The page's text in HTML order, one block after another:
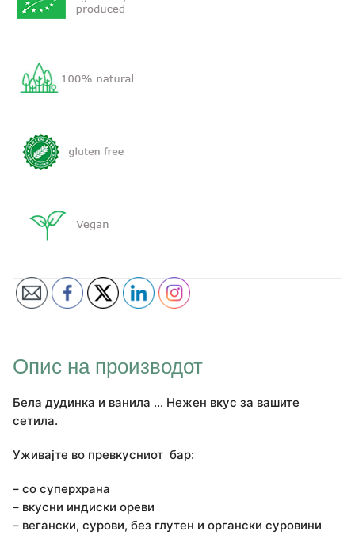
Опис на производот
Бела дудинка и ванила … Нежен вкус за вашите
сетила.
Уживајте во превкусниот бар:
– со суперхрана
– вкусни индиски ореви
– вегански, сурови, без глутен и органски суровини